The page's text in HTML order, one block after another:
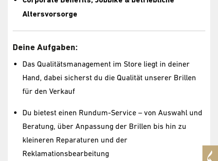
Altersvorsorge
Deine Aufgaben:
Das Qualitätsmanagement im Store liegt in deiner
Hand, dabei sicherst du die Qualität unserer Brillen
für den Verkauf
Du bietest einen Rundum-Service – von Auswahl und
Beratung, über Anpassung der Brillen bis hin zu
kleineren Reparaturen und der
Reklamationsbearbeitung